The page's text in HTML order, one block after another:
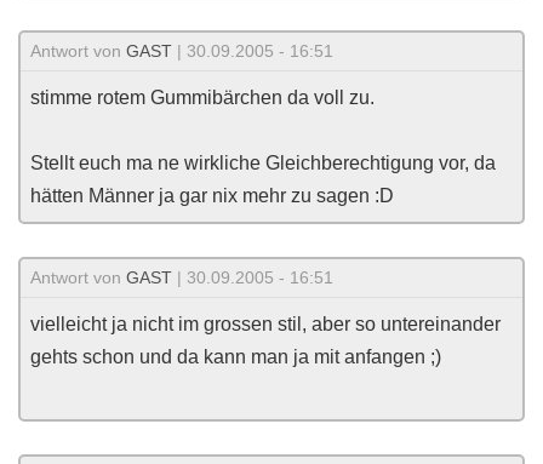
Antwort von GAST | 30.09.2005 - 16:51
stimme rotem Gummibärchen da voll zu.
Stellt euch ma ne wirkliche Gleichberechtigung vor, da
hätten Männer ja gar nix mehr zu sagen :D
Antwort von GAST | 30.09.2005 - 16:51
vielleicht ja nicht im grossen stil, aber so untereinander
gehts schon und da kann man ja mit anfangen ;)